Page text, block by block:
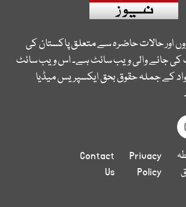
اور حالات حاضرہ سے متعلق پاکستان کی
جانے والی ویب سائٹ ہے۔ اس ویب سائٹ
کے جملہ حقوق بحق ایکسپریس میڈیا
Privacy
Policy
Contact
Us